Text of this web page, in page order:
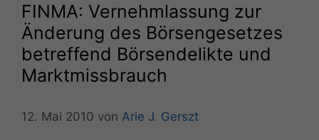
FINMA: Vernehmlassung zur
Änderung des Börsengesetzes
betreffend Börsendelikte und
Marktmissbrauch
12. Mai 2010 von Arie J. Gerszt